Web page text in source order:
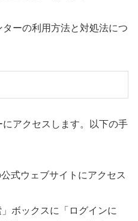
ーの利用方法と対処法につ
アクセスします。以下の手
式ウェブサイトにアクセス
ボックスに「ログインに